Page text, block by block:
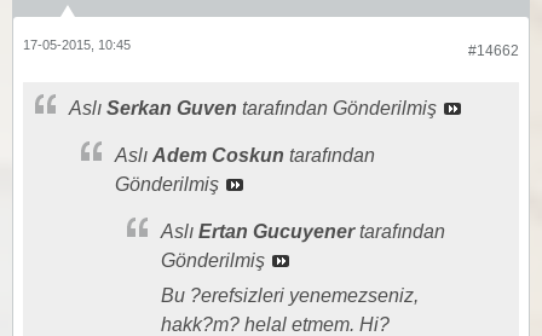
#14662
17-05-2015, 10:45
Aslı Serkan Guven tarafından Gönderilmiş
Aslı Adem Coskun tarafından
Gönderilmiş
Aslı Ertan Gucuyenertarafından
Gönderilmiş
Bu ?erefsizleri yenemezseniz,
hakk?m? helal etmem. Hi?